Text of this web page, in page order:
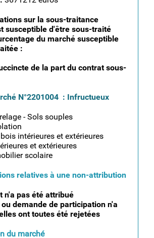
sur la sous-traitance
susceptible d'être sous-traité
du marché susceptible
:
de la part du contrat sous-
N°2201004 : Infructueux
- Sols souples
intérieures et extérieures
et extérieures
scolaire
relatives à une non-attribution
n'a pas été attribué
demande de participation n'a
ont toutes été rejetées
du marché